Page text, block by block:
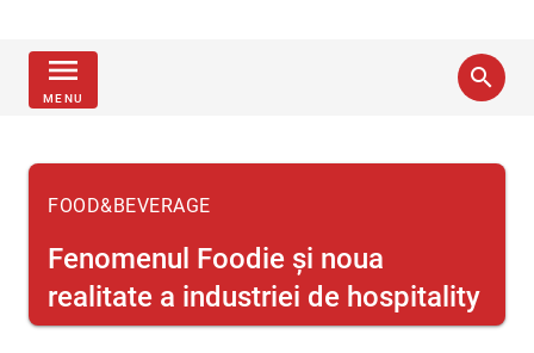
menu
MENU
search
FOOD&BEVERAGE
Fenomenul Foodie şi noua
realitate a industriei de hospitality